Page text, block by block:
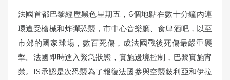
法國首都巴黎經歷黑色星期五，6個地點在數十分鐘內連
環遭受槍械和炸彈恐襲，市中心音樂廳、食肆酒吧，以至
市郊的國家球場，數百死傷，成法國戰後死傷最嚴重襲
擊。法國即時進入緊急狀態，實施邊境控制，巴黎實施宵
禁。IS承認是次恐襲為了報復法國參與空襲敍利亞和伊拉